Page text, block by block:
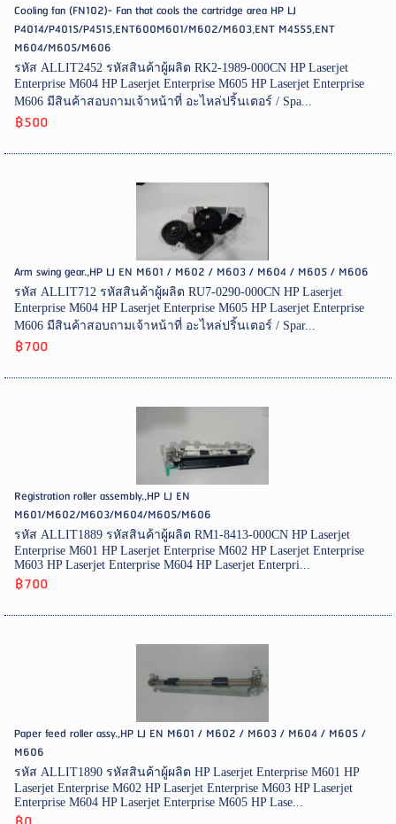
Cooling fan (FN102)- Fan that cools the cartridge area HP LJ
P4014/P4015/P4515,ENT600M601/M602/M603,ENT M4555,ENT
M604/M605/M606
รหัส ALLIT2452 รหัสสินค้าผู้ผลิต RK2-1989-000CN HP Laserjet
Enterprise M604 HP Laserjet Enterprise M605 HP Laserjet Enterprise
M606 มีสินค้าสอบถามเจ้าหน้าที่ อะไหล่ปริ้นเตอร์ / Spa...
฿500
Arm swing gear.,HP LJ EN M601 / M602 / M603 / M604 / M605 / M606
รหัส ALLIT712 รหัสสินค้าผู้ผลิต RU7-0290-000CN HP Laserjet
Enterprise M604 HP Laserjet Enterprise M605 HP Laserjet Enterprise
M606 มีสินค้าสอบถามเจ้าหน้าที่ อะไหล่ปริ้นเตอร์ / Spar...
฿700
Registration roller assembly.,HP LJ EN
M601/M602/M603/M604/M605/M606
รหัส ALLIT1889 รหัสสินค้าผู้ผลิต RM1-8413-000CN HP Laserjet
Enterprise M601 HP Laserjet Enterprise M602 HP Laserjet Enterprise
M603 HP Laserjet Enterprise M604 HP Laserjet Enterpri...
฿700
Paper feed roller assy.,HP LJ EN M601 / M602 / M603 / M604 / M605 /
M606
รหัส ALLIT1890 รหัสสินค้าผู้ผลิต HP Laserjet Enterprise M601 HP
Laserjet Enterprise M602 HP Laserjet Enterprise M603 HP Laserjet
Enterprise M604 HP Laserjet Enterprise M605 HP Lase...